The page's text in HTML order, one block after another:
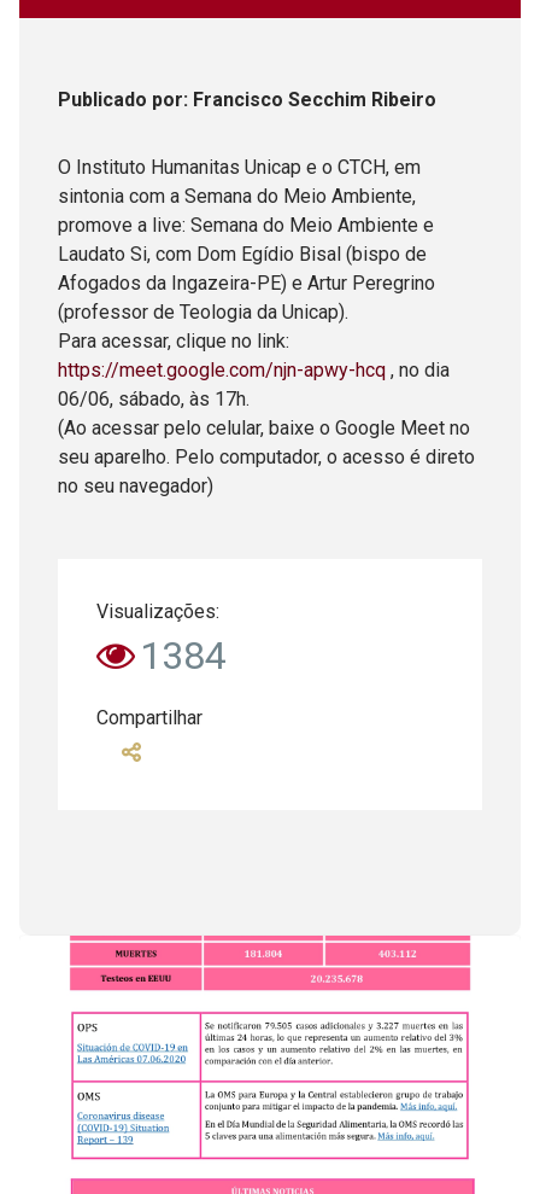
Publicado por: Francisco Secchim Ribeiro
O Instituto Humanitas Unicap e o CTCH, em
sintonia com a Semana do Meio Ambiente,
promove a live: Semana do Meio Ambiente e
Laudato Si, com Dom Egídio Bisal (bispo de
Afogados da Ingazeira-PE) e Artur Peregrino
(professor de Teologia da Unicap).
Para acessar, clique no link:
https://meet.google.com/njn-apwy-hcq , no dia
06/06, sábado, às 17h.
(Ao acessar pelo celular, baixe o Google Meet no
seu aparelho. Pelo computador, o acesso é direto
no seu navegador)
Visualizações:
1384
Compartilhar